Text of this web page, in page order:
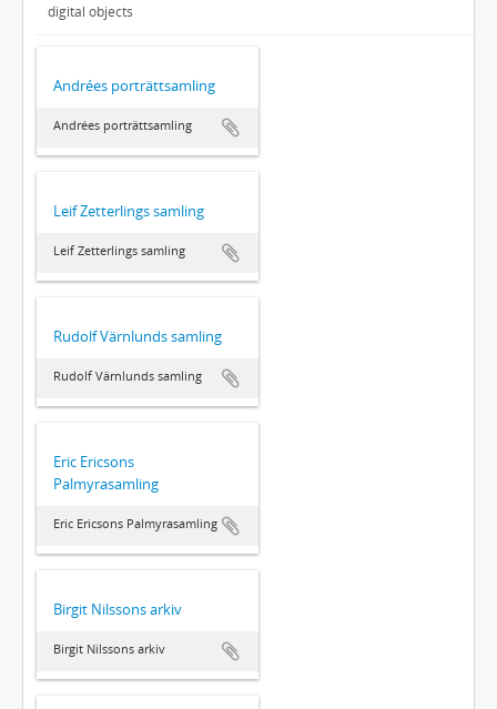
digital objects
Andrées porträttsamling
Andrées porträttsamling
Leif Zetterlings samling
Leif Zetterlings samling
Rudolf Värnlunds samling
Rudolf Värnlunds samling
Eric Ericsons
Palmyrasamling
Eric Ericsons Palmyrasamling
Birgit Nilssons arkiv
Birgit Nilssons arkiv